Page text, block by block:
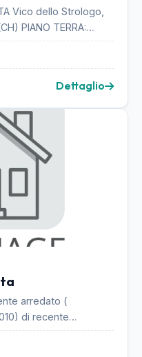
Vico dello Strologo,
PIANO TERRA:
(14 mq) PIANO
Dettaglio
arredato (
di recente